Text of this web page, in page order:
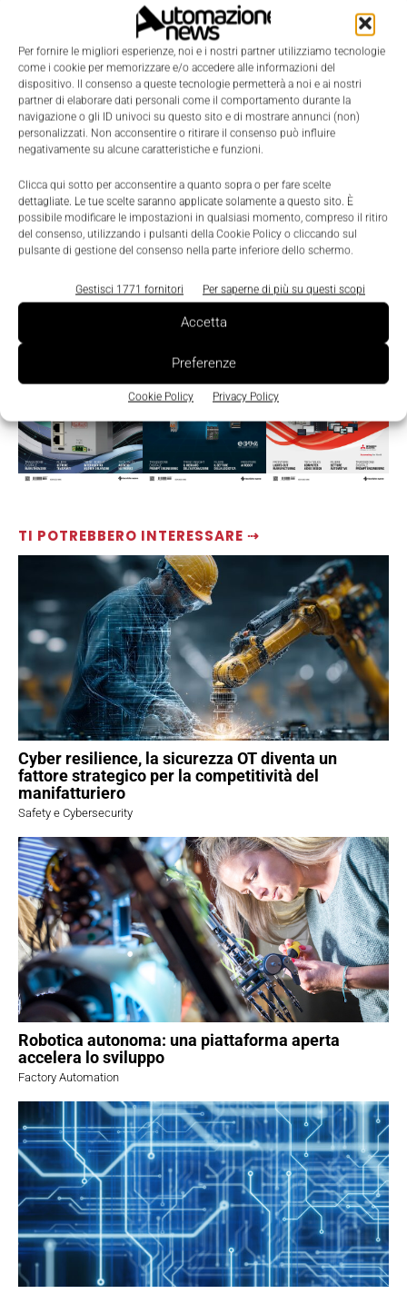
Per fornire le migliori esperienze, noi e i nostri partner utilizziamo tecnologie
come i cookie per memorizzare e/o accedere alle informazioni del
dispositivo. Il consenso a queste tecnologie permetterà a noi e ai nostri
partner di elaborare dati personali come il comportamento durante la
navigazione o gli ID univoci su questo sito e di mostrare annunci (non)
personalizzati. Non acconsentire o ritirare il consenso può influire
negativamente su alcune caratteristiche e funzioni.
Clicca qui sotto per acconsentire a quanto sopra o per fare scelte
dettagliate. Le tue scelte saranno applicate solamente a questo sito. È
possibile modificare le impostazioni in qualsiasi momento, compreso il ritiro
del consenso, utilizzando i pulsanti della Cookie Policy o cliccando sul
pulsante di gestione del consenso nella parte inferiore dello schermo.
Gestisci 1771 fornitori Per saperne di più su questi scopi
Accetta
Preferenze
Cookie Policy Privacy Policy
LEGGI LA RIVISTA ⇢
TI POTREBBERO INTERESSARE ⇢
Cyber resilience, la sicurezza OT diventa un
fattore strategico per la competitività del
manifatturiero
Safety e Cybersecurity
Robotica autonoma: una piattaforma aperta
accelera lo sviluppo
Factory Automation